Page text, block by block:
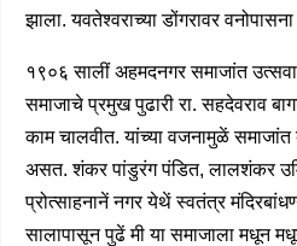
झाला. यवतेश्वराच्या डोंगरावर
१९०६ सालीं अहमदनगर समाजांत
समाजाचे प्रमुख पुढारी रा. सहदेवराव
काम चालवीत. यांच्या वजनामुळें
असत. शंकर पांडुरंग पंडित, लालशंकर
प्रोत्साहनानें नगर येथें स्वतंत्र मंदिर
सालापासून पुढें मी या समाजाला मधून